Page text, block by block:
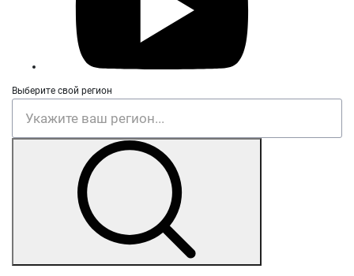
Выберите свой регион